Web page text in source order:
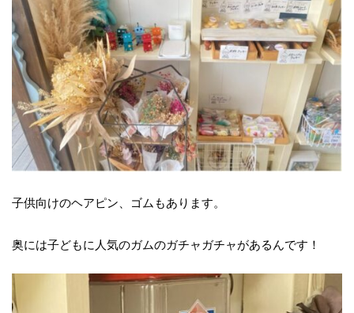
子供向けのヘアピン、ゴムもあります。
奥には子どもに人気のガムのガチャガチャがあるんです！